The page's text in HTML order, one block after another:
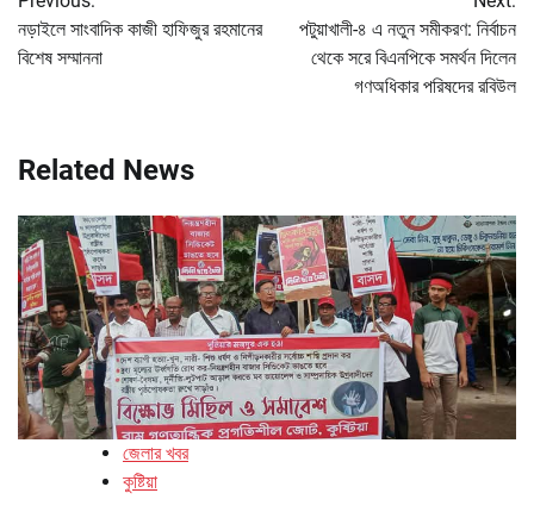
navigation
নড়াইলে সাংবাদিক কাজী হাফিজুর রহমানের
বিশেষ সম্মাননা
পটুয়াখালী-৪ এ নতুন সমীকরণ: নির্বাচন
থেকে সরে বিএনপিকে সমর্থন দিলেন
গণঅধিকার পরিষদের রবিউল
Related News
জেলার খবর
কুষ্টিয়া